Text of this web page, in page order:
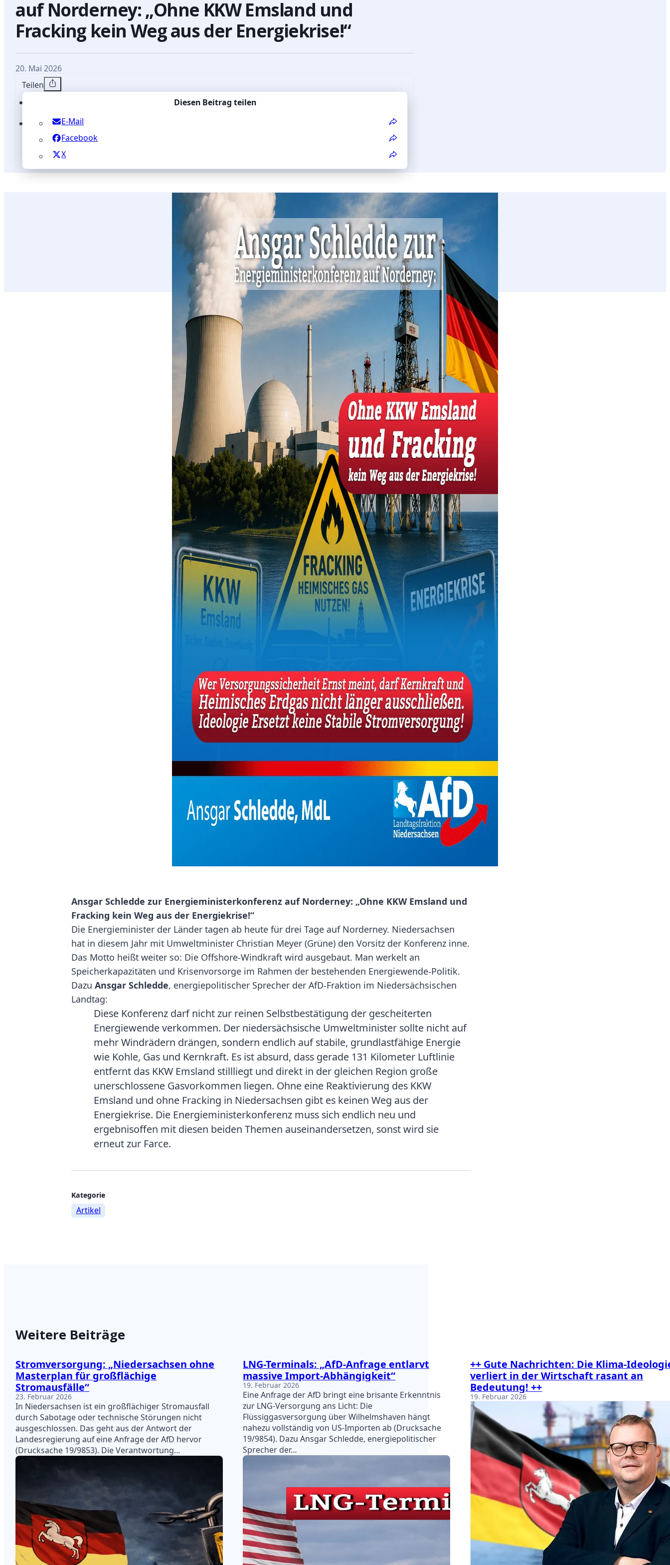
auf Norderney: „Ohne KKW Emsland und
Fracking kein Weg aus der Energiekrise!“
20. Mai 2026
Teilen
Diesen Beitrag teilen
E-Mail
Facebook
X
Ansgar Schledde zur Energieministerkonferenz auf Norderney: „Ohne KKW Emsland und
Fracking kein Weg aus der Energiekrise!“
Die Energieminister der Länder tagen ab heute für drei Tage auf Norderney. Niedersachsen
hat in diesem Jahr mit Umweltminister Christian Meyer (Grüne) den Vorsitz der Konferenz inne.
Das Motto heißt weiter so: Die Offshore-Windkraft wird ausgebaut. Man werkelt an
Speicherkapazitäten und Krisenvorsorge im Rahmen der bestehenden Energiewende-Politik.
DazuAnsgar Schledde, energiepolitischer Sprecher der AfD-Fraktion im Niedersächsischen
Landtag:
Diese Konferenz darf nicht zur reinen Selbstbestätigung der gescheiterten
Energiewende verkommen. Der niedersächsische Umweltminister sollte nicht auf
mehr Windrädern drängen, sondern endlich auf stabile, grundlastfähige Energie
wie Kohle, Gas und Kernkraft. Es ist absurd, dass gerade 131 Kilometer Luftlinie
entfernt das KKW Emsland stillliegt und direkt in der gleichen Region große
unerschlossene Gasvorkommen liegen. Ohne eine Reaktivierung des KKW
Emsland und ohne Fracking in Niedersachsen gibt es keinen Weg aus der
Energiekrise. Die Energieministerkonferenz muss sich endlich neu und
ergebnisoffen mit diesen beiden Themen auseinandersetzen, sonst wird sie
erneut zur Farce.
Weitere
Informationen
Kategorie
Artikel
Weitere Beiträge
Stromversorgung: „Niedersachsen ohne
Masterplan für großflächige
Stromausfälle“
23. Februar 2026
In Niedersachsen ist ein großflächiger Stromausfall
durch Sabotage oder technische Störungen nicht
ausgeschlossen. Das geht aus der Antwort der
Landesregierung auf eine Anfrage der AfD hervor
(Drucksache 19/9853). Die Verantwortung…
LNG-Terminals: „AfD-Anfrage entlarvt
massive Import-Abhängigkeit“
19. Februar 2026
Eine Anfrage der AfD bringt eine brisante Erkenntnis
zur LNG-Versorgung ans Licht: Die
Flüssiggasversorgung über Wilhelmshaven hängt
nahezu vollständig von US-Importen ab (Drucksache
19/9854). Dazu Ansgar Schledde, energiepolitischer
Sprecher der…
++ Gute Nachrichten: Die Klima-
verliert in der Wirtschaft rasant an
Bedeutung! ++
19. Februar 2026